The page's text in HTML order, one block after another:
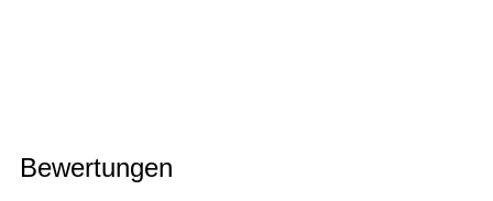
Bewertungen